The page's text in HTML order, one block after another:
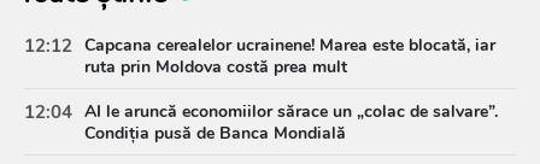
12:12 Capcana cerealelor ucrainene! Marea este blocată, iar
ruta prin Moldova costă prea mult
12:04 AI le aruncă economiilor sărace un „colac de salvare”.
Condiția pusă de Banca Mondială